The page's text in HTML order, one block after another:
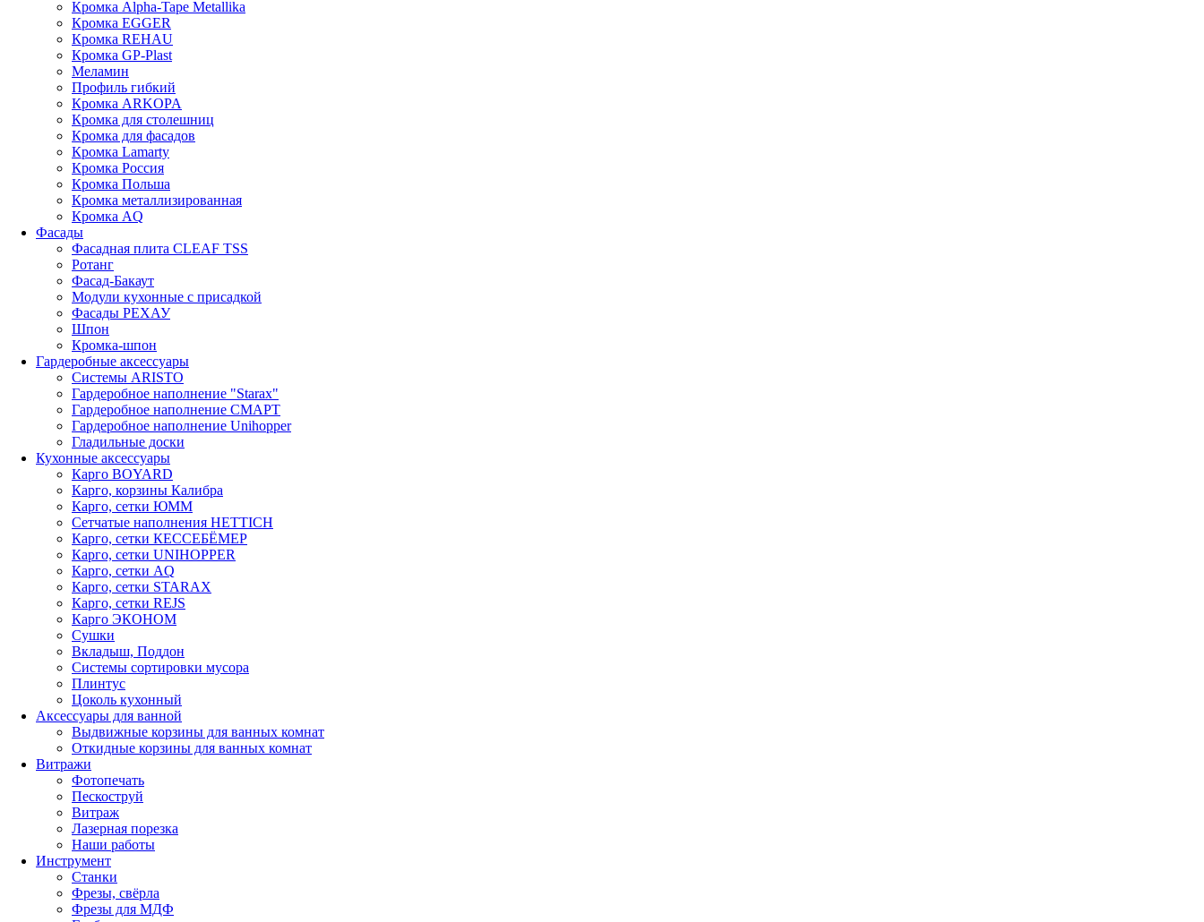
Кромка Alpha-Tape Metallika
Кромка EGGER
Кромка REHAU
Кромка GP-Plast
Меламин
Профиль гибкий
Кромка ARKOPA
Кромка для столешниц
Кромка для фасадов
Кромка Lamarty
Кромка Россия
Кромка Польша
Кромка металлизированная
Кромка AQ
Фасады
Фасадная плита CLEAF TSS
Ротанг
Фасад-Бакаут
Модули кухонные с присадкой
Фасады РЕХАУ
Шпон
Кромка-шпон
Гардеробные аксессуары
Системы ARISTO
Гардеробное наполнение "Starax"
Гардеробное наполнение СМАРТ
Гардеробное наполнение Unihopper
Гладильные доски
Кухонные аксессуары
Карго BOYARD
Карго, корзины Калибра
Карго, сетки ЮММ
Сетчатые наполнения HETTICH
Карго, сетки КЕССЕБЁМЕР
Карго, сетки UNIHOPPER
Карго, сетки AQ
Карго, сетки STARAX
Карго, сетки REJS
Карго ЭКОНОМ
Сушки
Вкладыш, Поддон
Системы сортировки мусора
Плинтус
Цоколь кухонный
Аксессуары для ванной
Выдвижные корзины для ванных комнат
Откидные корзины для ванных комнат
Витражи
Фотопечать
Пескоструй
Витраж
Лазерная порезка
Наши работы
Инструмент
Станки
Фрезы, свёрла
Фрезы для МДФ